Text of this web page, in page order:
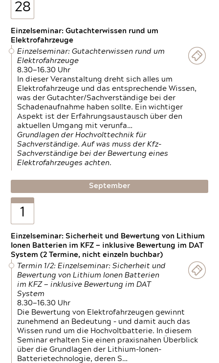
28
Einzelseminar: Gutachterwissen rund um
Elektrofahrzeuge
Einzelseminar: Gutachterwissen rund um
Elektrofahrzeuge
8.30—16.30 Uhr
In dieser Veranstaltung dreht sich alles um
Elektrofahrzeuge und das entsprechende Wissen,
was der Gutachter/Sachverständige bei der
Schadenaufnahme haben sollte. Ein wichtiger
Aspekt ist der Erfahrungsaustausch über den
aktuellen Umgang mit verunfa…
Grundlagen der Hochvolttechnik für
Sachverständige. Auf was muss der Kfz-
Sachverständige bei der Bewertung eines
Elektrofahrzeuges achten.
September
1
Einzelseminar: Sicherheit und Bewertung von Lithium
Ionen Batterien im KFZ — inklusive Bewertung im DAT
System (2 Termine, nicht einzeln buchbar)
Termin 1/2: Einzelseminar: Sicherheit und
Bewertung von Lithium Ionen Batterien
im KFZ — inklusive Bewertung im DAT
System
8.30—16.30 Uhr
Die Bewertung von Elektrofahrzeugen gewinnt
zunehmend an Bedeutung – und damit auch das
Wissen rund um die Hochvoltbatterie. In diesem
Seminar erhalten Sie einen praxisnahen Überblick
über die Grundlagen der Lithium-Ionen-
Batterietechnologie, deren S…